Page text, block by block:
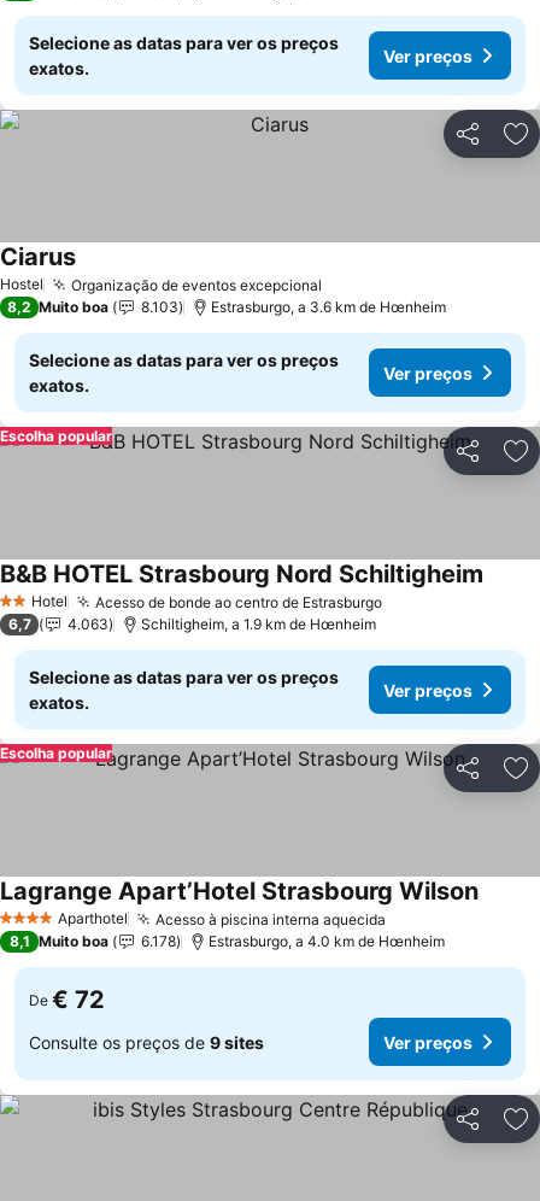
Selecione as datas para ver os preços
exatos.
Ver preços
Partilhar
Hostel Organização de eventos excepcional
CiarusVer preços
8,2 Muito boa 8.103 Estrasburgo, a 3.6 km de Hœnheim
Selecione as datas para ver os preços
exatos.
Ver preços
Partilhar
Escolha popular
2 Estrelas
Hotel Acesso de bonde ao centro de EstrasburgoVer preços
B&B HOTEL Strasbourg Nord Schiltigheim
6,7 4.063 Schiltigheim, a 1.9 km de Hœnheim
Selecione as datas para ver os preços
exatos.
Ver preços
Partilhar
Escolha popular
4 EstrelasAparthotel Acesso à piscina interna aquecida
Lagrange Apart’Hotel Strasbourg WilsonVer
8,1 Muito boa 6.178 Estrasburgo, a 4.0 km de Hœnheim
De € 72
Consulte os preços de 9 sites Ver preços
Partilhar